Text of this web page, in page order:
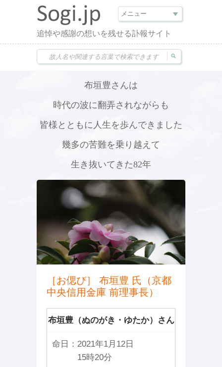
追悼や感謝の想いを残せる訃報サイト
布垣豊さんは
時代の波に翻弄されながらも
皆様とともに人生を歩んできました
幾多の苦難を乗り越えて
生き抜いてきた82年
［お偲び］ 布垣豊 氏（京都
中央信用金庫 前理事長）
布垣豊（ぬのがき・ゆたか）さん
命日： 2021年1月12日
15時20分